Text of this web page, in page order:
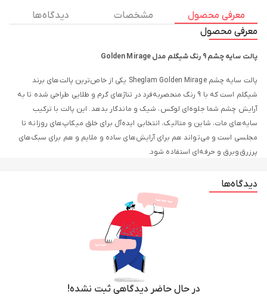
معرفی محصول مشخصات
دیدگاه ها
معرفی محصول
پالت سایه چشم 9 رنگ شیگلم مدل Golden Mirage
پالت سایه چشم Sheglam Golden Mirage یکی از خاص‌ترین پالت‌های برند
شیگلم است که با 9 رنگ منحصربه‌فرد در تناژهای گرم و طلایی طراحی شده تا به
آرایش چشم شما جلوه‌ای لوکس، شیک و ماندگار بدهد. این پالت با ترکیب
سایه‌های مات، شاین و متالیک، انتخابی ایده‌آل برای خلق میکاپ‌های روزانه تا
مجلسی است و می‌تواند هم برای آرایش‌های ساده و ملایم و هم برای سبک‌های
پرزرق‌وبرق و حرفه‌ای استفاده شود.
ویژگی‌های اصلی
9 رنگ متنوع و کاربردی: شامل ترکیبی از سایه‌های گرم، طلایی، قهوه‌ای،
برنزی و نود که در کنار هم مجموعه‌ای کامل برای هر سبک میکاپ فراهم
پیگمنت بالا و کیفیت عالی: رنگ‌ها بسیار غنی و پررنگ هستند و حتی با
مقدار کمی، جلوه‌ای چشمگیر روی پلک ایجاد می‌کنند.
بافت نرم و سبک: سایه‌ها به‌راحتی روی پلک پخش می‌شوند، قابلیت
دیدگاه‌ها
در حال حاضر دیدگاهی ثبت نشده!